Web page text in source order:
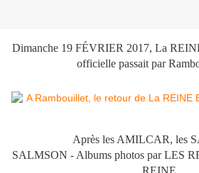
Dimanche 19 FÉVRIER 2017, La
officielle passait par
Après les AMILCAR, les
SALMSON - Albums photos par LES